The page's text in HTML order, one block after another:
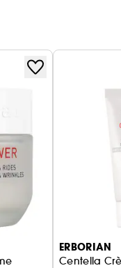
ERBORIAN
Centella